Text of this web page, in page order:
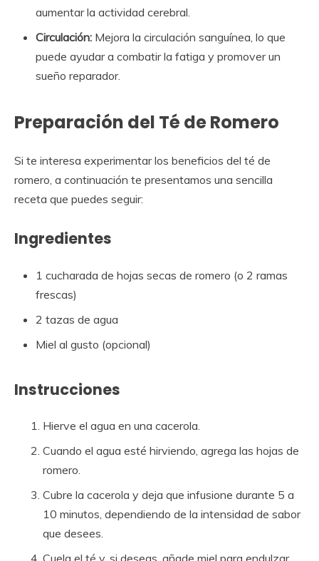
aumentar la actividad cerebral.
Circulación: Mejora la circulación sanguínea, lo que
puede ayudar a combatir la fatiga y promover un
sueño reparador.
Preparación del Té de Romero
Si te interesa experimentar los beneficios del té de
romero, a continuación te presentamos una sencilla
receta que puedes seguir:
Ingredientes
1 cucharada de hojas secas de romero (o 2 ramas
frescas)
2 tazas de agua
Miel al gusto (opcional)
Instrucciones
Hierve el agua en una cacerola.
Cuando el agua esté hirviendo, agrega las hojas de
romero.
Cubre la cacerola y deja que infusione durante 5 a
10 minutos, dependiendo de la intensidad de sabor
que desees.